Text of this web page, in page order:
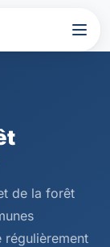
de la forêt
régulièrement